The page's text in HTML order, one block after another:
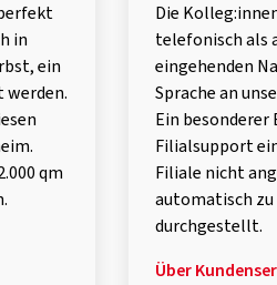
in
ein
werden.
qm
Die
telefonisch als
eingehenden
Sprache an
Ein
Filialsupport
Filiale nicht
automatisch zu
durchgestellt.
Über